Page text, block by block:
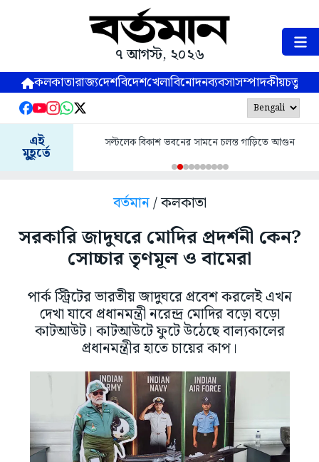
৭ আগস্ট, ২০২৬
কলকাতারাজ্যদেশবিদেশখেলাবিনোদনব্যবসাসম্পাদকীয়
এই
মুহূর্তে
সল্টলেক বিকাশ ভবনের সামনে চলন্ত গাড়িতে আগুন
বর্তমান/ কলকাতা
সরকারি জাদুঘরে মোদির প্রদর্শনী কেন?
সোচ্চার তৃণমূল ও বামেরা
পার্ক স্ট্রিটের ভারতীয় জাদুঘরে প্রবেশ করলেই এখন
দেখা যাবে প্রধানমন্ত্রী নরেন্দ্র মোদির বড়ো বড়ো
কাটআউট। কাটআউটে ফুটে উঠেছে বাল্যকালের
প্রধানমন্ত্রীর হাতে চায়ের কাপ।